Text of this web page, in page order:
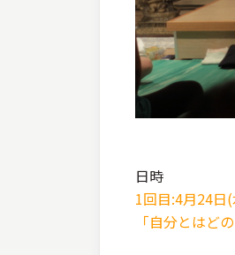
日時
1回目:4月24日
「自分とはど